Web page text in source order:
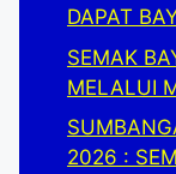
DAPAT
SEMAK
MELALUI
2026 :